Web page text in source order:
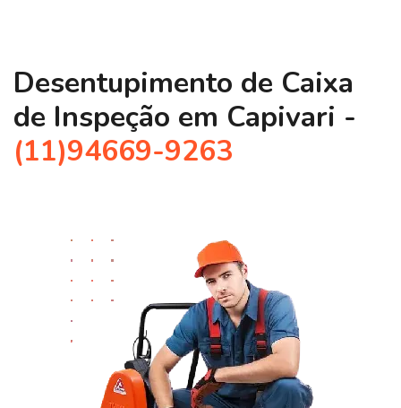
Desentupimento de Caixa
de Inspeção em Capivari -
(11)94669-9263